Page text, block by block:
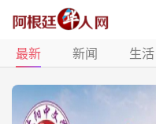
最新 新闻 生活